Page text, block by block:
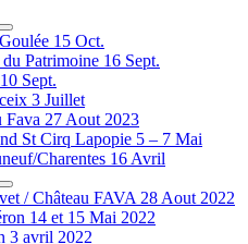
15 Oct.
du Patrimoine 16 Sept.
Sept.
3 Juillet
Fava 27 Aout 2023
St Cirq Lapopie 5 – 7 Mai
Charentes 16 Avril
/ Château FAVA 28 Aout 2022
14 et 15 Mai 2022
3 avril 2022